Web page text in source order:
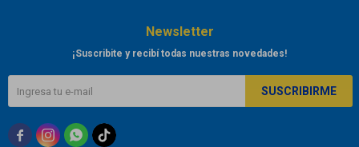
Newsletter
¡Suscribite y recibí todas nuestras novedades!
SUSCRIBIRME
  